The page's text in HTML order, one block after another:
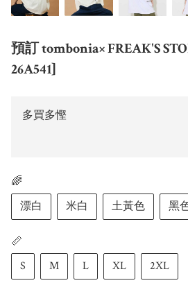
預訂 tombonia× FREAK'S
26A541]
多買多慳
🌈
漂白
米白 土黃色 黑
📏
S
M L XL 2XL